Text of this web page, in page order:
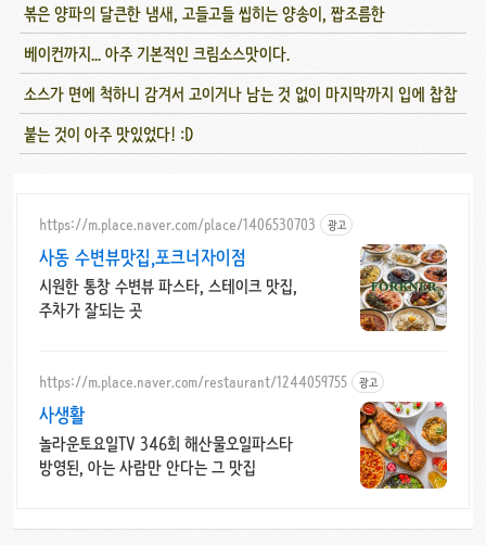
볶은 양파의 달큰한 냄새, 고들고들 씹히는 양송이, 짭조름한
베이컨까지... 아주 기본적인 크림소스맛이다.
소스가 면에 척하니 감겨서 고이거나 남는 것 없이 마지막까지 입에 찹찹
붙는 것이 아주 맛있었다! :D
https://m.place.naver.com/place/1406530703 광고
사동 수변뷰맛집,포크너자이점
시원한 통창 수변뷰 파스타, 스테이크 맛집,
주차가 잘되는 곳
https://m.place.naver.com/restaurant/1244059755 광고
사생활
놀라운토요일TV 346회 해산물오일파스타
방영된, 아는 사람만 안다는 그 맛집